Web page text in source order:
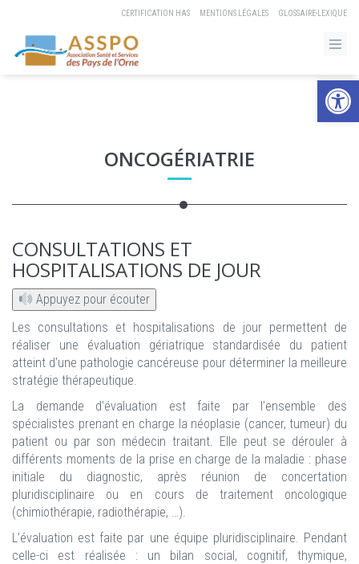
Ouvrir la
CERTIFICATION HAS MENTIONS LÉGALES GLOSSAIRE-LEXIQUE
ONCOGÉRIATRIE
CONSULTATIONS ET
HOSPITALISATIONS DE JOUR
Appuyez pour écouter
Les consultations et hospitalisations de jour permettent de
réaliser une évaluation gériatrique standardisée du patient
atteint d’une pathologie cancéreuse pour déterminer la meilleure
stratégie thérapeutique.
La demande d’évaluation est faite par l’ensemble des
spécialistes prenant en charge la néoplasie (cancer, tumeur) du
patient ou par son médecin traitant. Elle peut se dérouler à
différents moments de la prise en charge de la maladie : phase
initiale du diagnostic, après réunion de concertation
pluridisciplinaire ou en cours de traitement oncologique
(chimiothérapie, radiothérapie, …).
L’évaluation est faite par une équipe pluridisciplinaire. Pendant
celle-ci est réalisée : un bilan social, cognitif, thymique,